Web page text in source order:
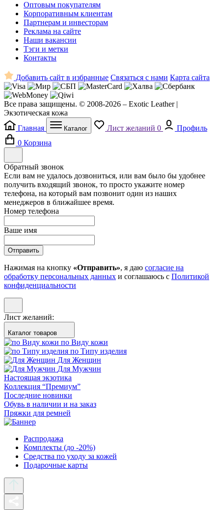
Оптовым покупателям
Корпоративным клиентам
Партнерам и инвесторам
Реклама на сайте
Наши вакансии
Тэги и метки
Контакты
Добавить сайт в избранные Связаться с нами Карта сайта
Все права защищены. © 2008-2026 – Exotic Leather |
Экзотическая кожа
Главная
Каталог Лист желаний 0
Профиль
0 Корзина
Обратный звонок
Если вам не удалось дозвониться, или вам было бы удобнее
получить входящий звонок, то просто укажите номер
телефона, на который вам позвонит один из наших
менеджеров в ближайшее время.
Номер телефона
Ваше имя
Отправить
Нажимая на кнопку «Отправить», я даю согласие на
обработку персональных данных и соглашаюсь с Политикой
конфиденциальности
Лист желаний:
Каталог товаров
по Виду кожи
по Типу изделия
Для Женщин
Для Мужчин
Настоящая экзотика
Коллекция “Премиум”
Последние новинки
Обувь в наличии и на заказ
Пряжки для ремней
Распродажа
Комплекты (до -20%)
Средства по уходу за кожей
Подарочные карты